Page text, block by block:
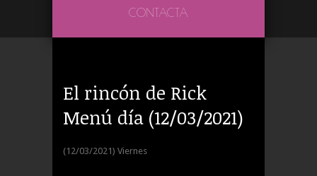
CONTACTA
El rincón de Rick
Menú día (12/03/2021)
(12/03/2021) Viernes